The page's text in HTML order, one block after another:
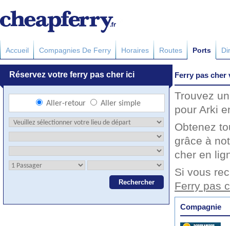
Accueil Compagnies De Ferry Horaires Routes Ports
Ferry pas cher
Trouvez
pour Arki
Obtenez
grâce à
cher en
Si vous
Ferry pas
Compagnie